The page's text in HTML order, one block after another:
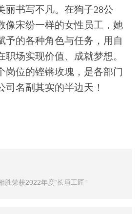
丽书写不凡。在狗子28公
像宋纷一样的女性员工，她
予的各种角色与任务，用自
职场实现价值、成就梦想。
岗位的铿锵玫瑰，是各部门
司名副其实的半边天！
胜荣获2022年度“长垣工匠”